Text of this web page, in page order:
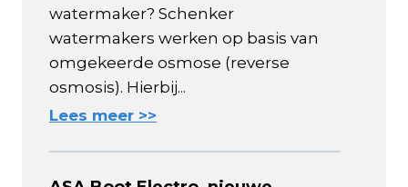
watermaker? Schenker
watermakers werken op basis van
omgekeerde osmose (reverse
osmosis). Hierbij...
Lees meer >>